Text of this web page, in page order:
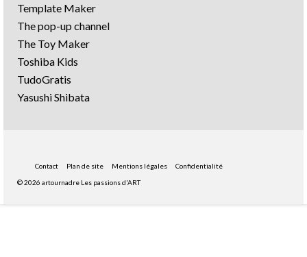
Template Maker
The pop-up channel
The Toy Maker
Toshiba Kids
TudoGratis
Yasushi Shibata
Contact Plan de site Mentions légales
Confidentialité
© 2026 artournadre Les passions d'ART